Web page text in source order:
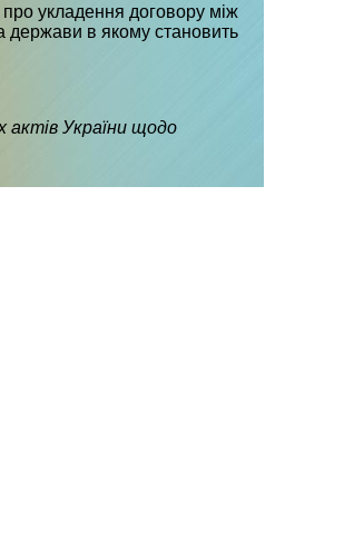
укладення договору між
держави в якому становить
актів України щодо